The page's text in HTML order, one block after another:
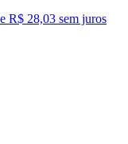
R$ 28,03 sem juros